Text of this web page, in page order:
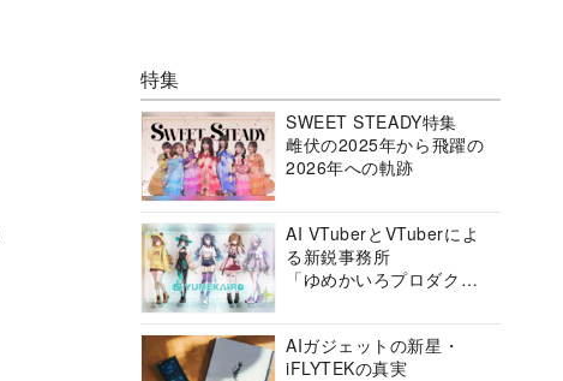
特集
SWEET STEADY特集
雌伏の2025年から飛躍の
2026年への軌跡
AI VTuberとVTuberによ
る新鋭事務所
「ゆめかいろプロダクシ
AIガジェットの新星・
iFLYTEKの真実